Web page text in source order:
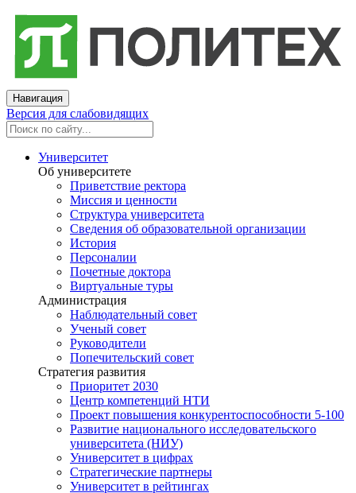
Навигация
Версия для слабовидящих
Университет
Об университете
Приветствие ректора
Миссия и ценности
Структура университета
Сведения об образовательной организации
История
Персоналии
Почетные доктора
Виртуальные туры
Администрация
Наблюдательный совет
Ученый совет
Руководители
Попечительский совет
Стратегия развития
Приоритет 2030
Центр компетенций НТИ
Проект повышения конкурентоспособности 5-100
Развитие национального исследовательского
университета (НИУ)
Университет в цифрах
Стратегические партнеры
Университет в рейтингах